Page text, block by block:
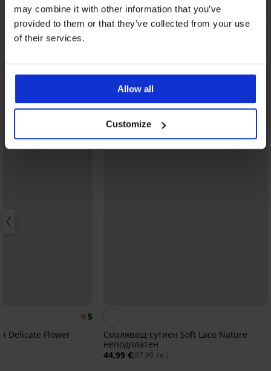
may combine it with other information that you’ve
provided to them or that they’ve collected from your use
of their services.
Allow all
Customize
ПОДДРЪЖКА И ПРАНЕ
Може да ви хареса
5
Delicate Flower
Смаляващ сутиен Soft Lace Nature
неподплатен
44,99 €(87,99 лв.)